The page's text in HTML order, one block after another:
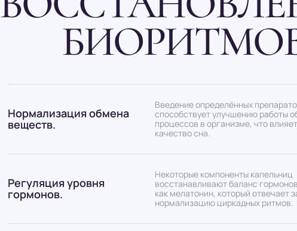
Нормализация обмена
веществ.
Введение определённых
способствует улучшению работы
процессов в организме, что
качество сна.
Регуляция уровня
гормонов.
Некоторые компоненты капельниц
восстанавливают баланс
как мелатонин, который отвечает
нормализацию циркадных ритмов.